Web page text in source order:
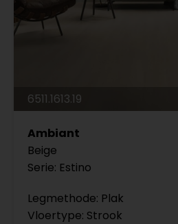
6511.1613.19
Ambiant
Beige
Serie: Estino
Legmethode: Plak
Vloertype: Strook